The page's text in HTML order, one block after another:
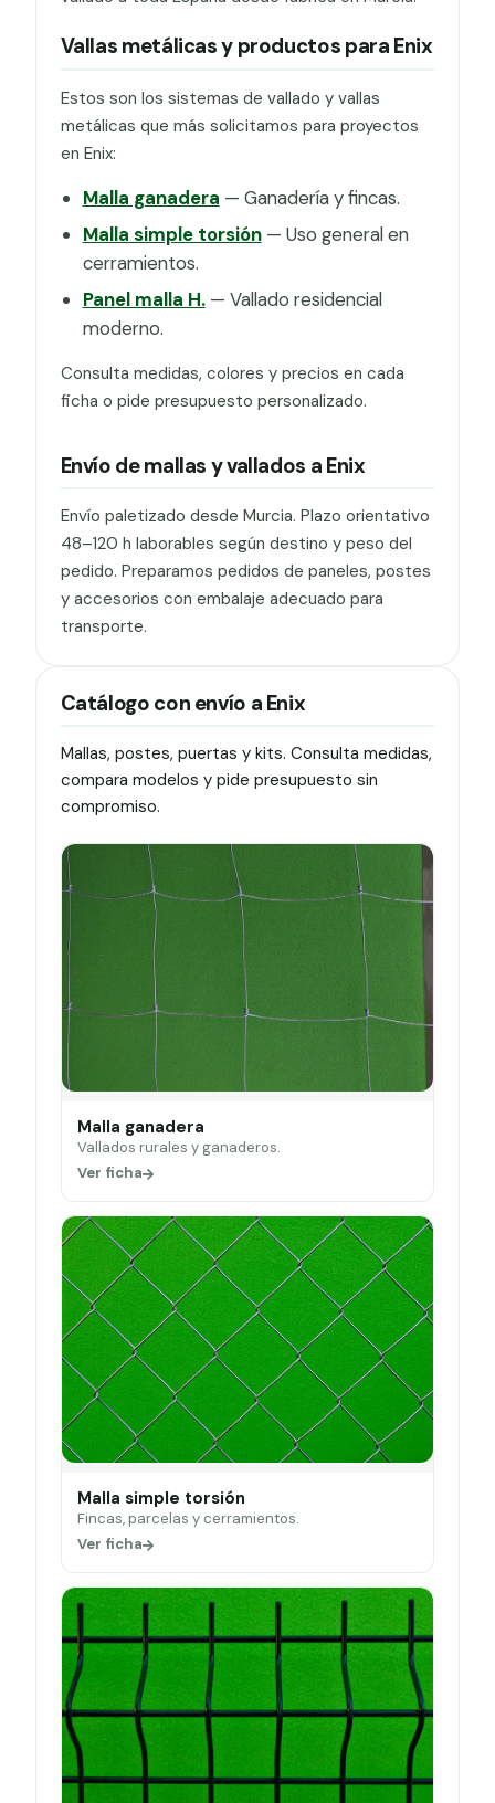
Vallas metálicas y productos para Enix
Estos son los sistemas de vallado y vallas
metálicas que más solicitamos para proyectos
en Enix:
Malla ganadera — Ganadería y fincas.
Malla simple torsión— Uso general en
cerramientos.
Panel malla H.— Vallado residencial
moderno.
Consulta medidas, colores y precios en cada
ficha o pide presupuesto personalizado.
Envío de mallas y vallados a Enix
Envío paletizado desde Murcia. Plazo orientativo
48–120 h laborables según destino y peso del
pedido. Preparamos pedidos de paneles, postes
y accesorios con embalaje adecuado para
transporte.
Catálogo con envío a Enix
Mallas, postes, puertas y kits. Consulta medidas,
compara modelos y pide presupuesto sin
compromiso.
Malla ganadera
Vallados rurales y ganaderos.
Ver ficha
Malla simple torsión
Fincas, parcelas y cerramientos.
Ver ficha